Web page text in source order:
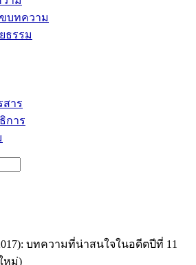
บทความ
ธรรม
สาร
การ
บทความที่น่าสนใจในอดีตปีที่ 11
หม่)